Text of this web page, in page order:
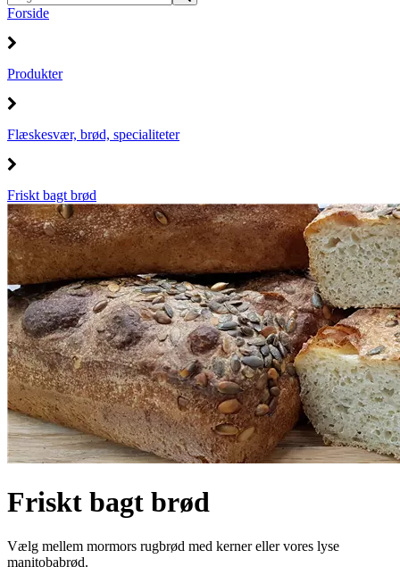
Forside
Produkter
Flæskesvær, brød, specialiteter
Friskt bagt brød
Friskt bagt brød
Vælg mellem mormors rugbrød med kerner eller vores lyse
manitobabrød.